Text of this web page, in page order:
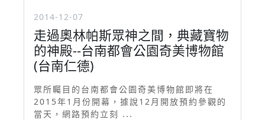
2014-12-07
走過奧林帕斯眾神之間，典藏寶物
的神殿--台南都會公園奇美博物館
(台南仁德)
眾所矚目的台南都會公園奇美博物館即將在
2015年1月份開幕，據說12月開放預約參觀的
當天，網路預約立刻 ...